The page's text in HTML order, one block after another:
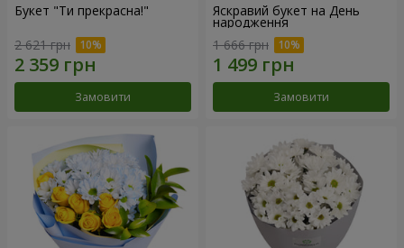
Букет "Ти прекрасна!"
2 621 грн
Замовити
Яскравий букет на День
народження
1 666 грн
Замовити